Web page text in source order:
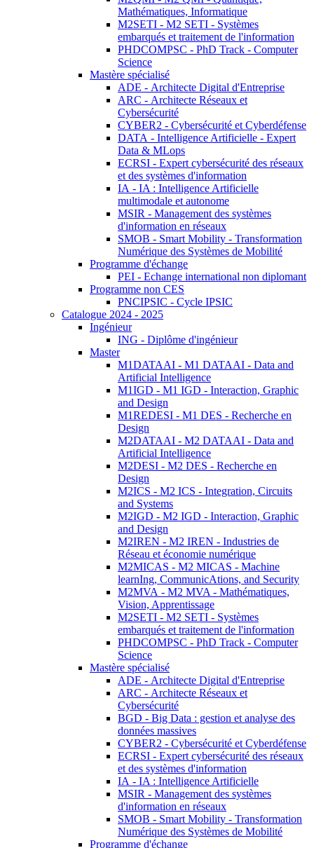
Mathématiques, Informatique
M2SETI - M2 SETI - Systèmes
embarqués et traitement de l'information
PHDCOMPSC - PhD Track - Computer
Science
Mastère spécialisé
ADE - Architecte Digital d'Entreprise
ARC - Architecte Réseaux et
Cybersécurité
CYBER2 - Cybersécurité et Cyberdéfense
DATA - Intelligence Artificielle - Expert
Data & MLops
ECRSI - Expert cybersécurité des réseaux
et des systèmes d'information
IA - IA : Intelligence Artificielle
multimodale et autonome
MSIR - Management des systèmes
d'information en réseaux
SMOB - Smart Mobility - Transformation
Numérique des Systèmes de Mobilité
Programme d'échange
PEI - Echange international non diplomant
Programme non CES
PNCIPSIC - Cycle IPSIC
Catalogue 2024 - 2025
Ingénieur
ING - Diplôme d'ingénieur
Master
M1DATAAI - M1 DATAAI - Data and
Artificial Intelligence
M1IGD - M1 IGD - Interaction, Graphic
and Design
M1REDESI - M1 DES - Recherche en
Design
M2DATAAI - M2 DATAAI - Data and
Artificial Intelligence
M2DESI - M2 DES - Recherche en
Design
M2ICS - M2 ICS - Integration, Circuits
and Systems
M2IGD - M2 IGD - Interaction, Graphic
and Design
M2IREN - M2 IREN - Industries de
Réseau et économie numérique
M2MICAS - M2 MICAS - Machine
learnIng, CommunicAtions, and Security
M2MVA - M2 MVA - Mathématiques,
Vision, Apprentissage
M2SETI - M2 SETI - Systèmes
embarqués et traitement de l'information
PHDCOMPSC - PhD Track - Computer
Science
Mastère spécialisé
ADE - Architecte Digital d'Entreprise
ARC - Architecte Réseaux et
Cybersécurité
BGD - Big Data : gestion et analyse des
données massives
CYBER2 - Cybersécurité et Cyberdéfense
ECRSI - Expert cybersécurité des réseaux
et des systèmes d'information
IA - IA : Intelligence Artificielle
MSIR - Management des systèmes
d'information en réseaux
SMOB - Smart Mobility - Transformation
Numérique des Systèmes de Mobilité
Programme d'échange